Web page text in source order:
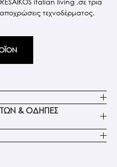
τεχνοδέρματος.
& ΟΔΗΓΙΕΣ